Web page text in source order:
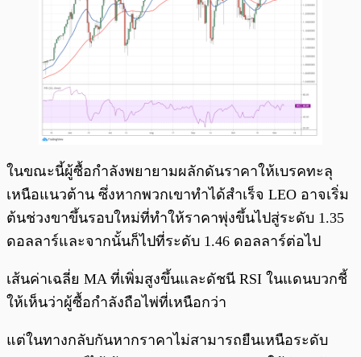
ในขณะนี้ผู้ซื้อกำลังพยายามผลักดันราคาให้เบรคทะลุ
เหนือแนวต้าน ซึ่งหากพวกเขาทำได้สำเร็จ LEO อาจเริ่ม
ต้นช่วงขาขึ้นรอบใหม่ที่ทำให้ราคาพุ่งขึ้นไปสู่ระดับ ​​1.35
ดอลลาร์และจากนั้นก็ไปที่ระดับ 1.46 ดอลลาร์ต่อไป
เส้นค่าเฉลี่ย MA ที่เพิ่มสูงขึ้นและดัชนี RSI ในแดนบวกชี้
ให้เห็นว่าผู้ซื้อกำลังถือไพ่ที่เหนือกว่า
แต่ในทางกลับกันหากราคาไม่สามารถยืนเหนือระดับ